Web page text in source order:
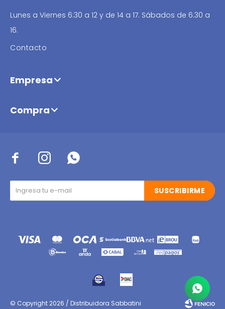
  
SUSCRIBIRME
Lunes a Viernes 6:30 a 12 y de 14 a 17. Sábados de 6:30 a
16.
Contacto
Empresa
Compra
© Copyright 2026 / Distribuidora Sabbatini